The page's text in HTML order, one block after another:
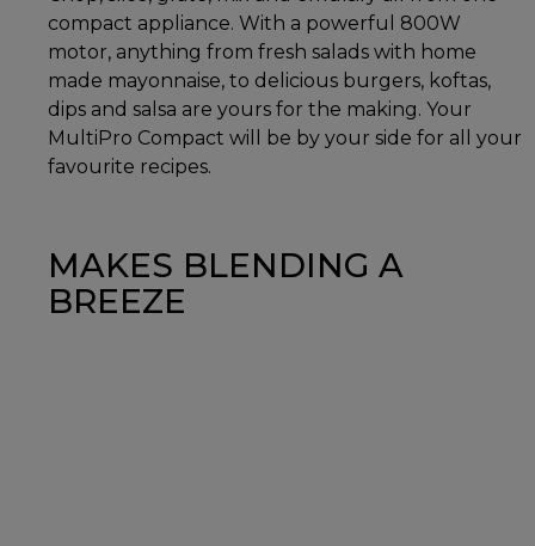
compact appliance. With a powerful 800W
motor, anything from fresh salads with home
made mayonnaise, to delicious burgers, koftas,
dips and salsa are yours for the making. Your
MultiPro Compact will be by your side for all your
favourite recipes.
MAKES BLENDING A
BREEZE